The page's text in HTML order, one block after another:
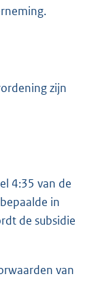
zijn
4:35 van de
in
de subsidie
van